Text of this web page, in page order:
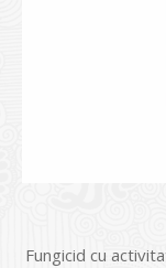
Fungicid cu